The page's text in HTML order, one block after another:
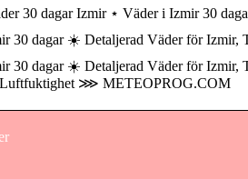
30 dagar Izmir ⋆ Väder i Izmir 30
30 dagar ☀️ Detaljerad Väder för Izmir,
30 dagar ☀️ Detaljerad Väder för Izmir,
Luftfuktighet ⋙ METEOPROG.COM